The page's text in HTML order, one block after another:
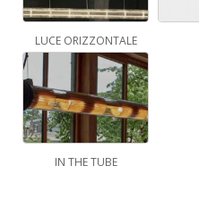
LUCE ORIZZONTALE
IN THE TUBE